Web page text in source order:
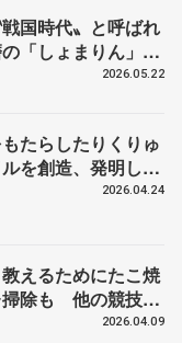
国時代〟と呼ばれ
「しょまりん」ら
参戦 国内の競争激
2026.05.22
たらしたりくりゅ
を創造、発明した
2026.04.24
えるためにたこ焼
掃除も 他の競技に
本花織の筋肉2026.04.09